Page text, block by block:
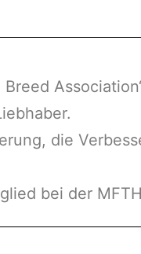
die
bei der